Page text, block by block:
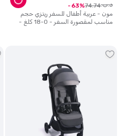
مون - عربية أطفال للسفر ريتزي حجم
مناسب لمقصورة السفر - 0-18 كلغ -
د.ب. 74.74
63